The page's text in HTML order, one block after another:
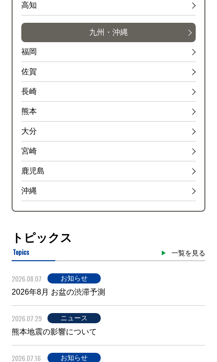
高知
九州・沖縄
福岡
佐賀
長崎
熊本
大分
宮崎
鹿児島
沖縄
トピックス
Topics 一覧を見る
2026.08.07 お知らせ
2026年8月 お盆の渋滞予測
2026.07.29 ニュース
熊本地震の影響について
2026.07.16 お知らせ